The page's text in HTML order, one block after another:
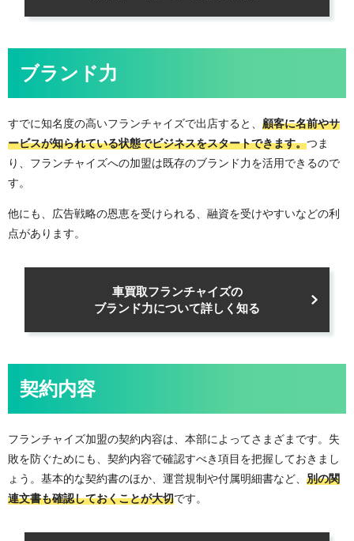
ブランド力
すでに知名度の高いフランチャイズで出店すると、 顧客に名前やサ
ービスが知られている状態でビジネスをスタートできます。つま
り、フランチャイズへの加盟は既存のブランド力を活用できるので
す。
他にも、広告戦略の恩恵を受けられる、融資を受けやすいなどの利
点があります。
車買取フランチャイズの
ブランド力について詳しく知る
契約内容
フランチャイズ加盟の契約内容は、本部によってさまざまです。失
敗を防ぐためにも、契約内容で確認すべき項目を把握しておきまし
ょう。基本的な契約書のほか、運営規制や付属明細書など、 別の関
連文書も確認しておくことが大切です。